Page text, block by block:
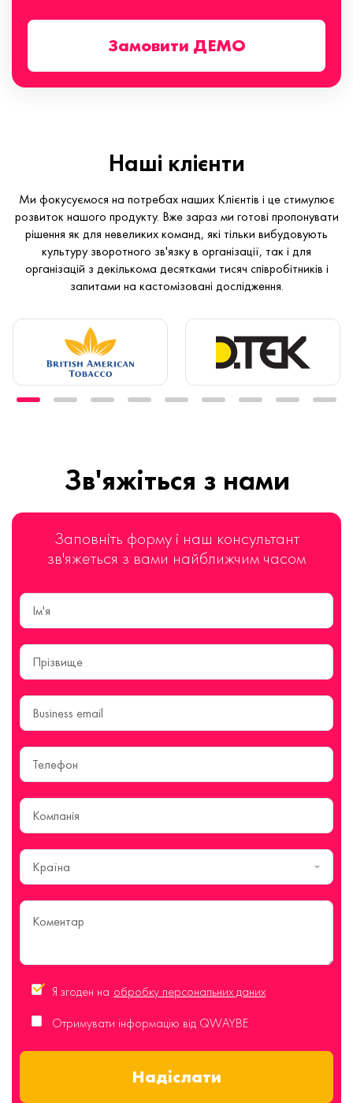
Замовити ДЕМО
Наші клієнти
Ми фокусуємося на потребах наших Клієнтів і це стимулює
розвиток нашого продукту. Вже зараз ми готові пропонувати
рішення як для невеликих команд, які тільки вибудовують
культуру зворотного зв'язку в організації, так і для
організацій з декількома десятками тисяч співробітників і
запитами на кастомізовані дослідження.
Зв'яжіться з нами
Заповніть форму і наш консультант
зв'яжеться з вами найближчим часом
Країна
Я згоден на обробку персональних даних
Отримувати інформацію від QWAYBE
Надіслати